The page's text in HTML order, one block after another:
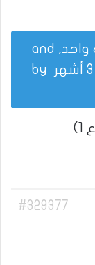
This topic has 0 ردود, مشارك واحد, and
#329377